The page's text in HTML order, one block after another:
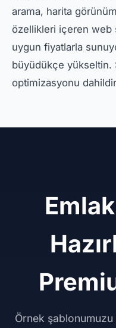
arama, harita
özellikleri içeren web
uygun fiyatlarla
büyüdükçe yükseltin.
optimizasyonu
Örnek